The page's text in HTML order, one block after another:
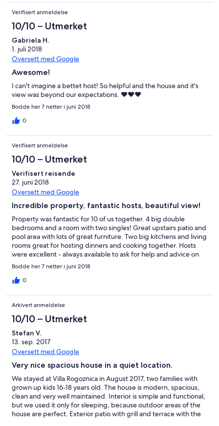
vollsten Zufriedenheit. Der Vermieter ist sehr freundlich und
Jelena stand uns auch während des Urlaubs jederzeit für alle
Fragen zur Verfügung. Wir können die Unterkuhnft einfach nur
weiterempfehlen. Eine sehr schöne Urlaubsregion.
Verifisert anmeldelse
10/10 – Utmerket
Gabriela H.
1. juli 2018
Oversett med Google
Awesome!
I can't imagine a bettet host! So helpful and the house and it's
view was beyond our expectations. ❤❤❤
Bodde her 7 netter i juni 2018
0
Verifisert anmeldelse
10/10 – Utmerket
Verifisert reisende
27. juni 2018
Oversett med Google
Incredible property, fantastic hosts, beautiful view!
Property was fantastic for 10 of us together. 4 big double
bedrooms and a room with two singles! Great upstairs patio and
pool area with lots of great furniture. Two big kitchens and living
rooms great for hosting dinners and cooking together. Hosts
were excellent - always available to ask for help and advice on
the local area. Shops and restaurants are all within driving
distance. We rented a car but were still able to walk to the shops
along the beautiful coast! Cannot recommend this location
Bodde her 7 netter i juni 2018
0
Arkivert anmeldelse
10/10 – Utmerket
Stefan V.
13. sep. 2017
Oversett med Google
Very nice spacious house in a quiet location.
We stayed at Villa Rogoznica in August 2017, two families with
grown up kids 16-18 years old. The house is modern, spacious,
clean and very well maintained. Interior is simple and functional,
but we used it only for sleeping, because outdoor areas of the
house are perfect. Exterior patio with grill and terrace with the